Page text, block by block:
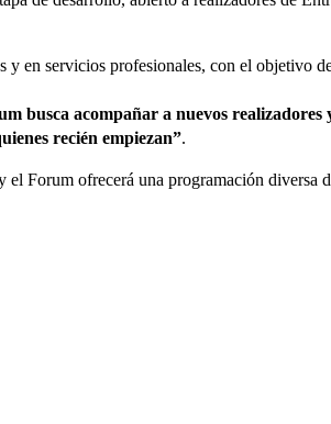
en servicios profesionales, con el objetivo
busca acompañar a nuevos realizadores
recién empiezan”.
Forum ofrecerá una programación diversa